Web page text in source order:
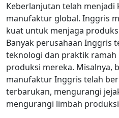
Keberlanjutan telah
manufaktur global. Inggris
kuat untuk menjaga
Banyak perusahaan Inggris
teknologi dan praktik
produksi mereka. Misalnya,
manufaktur Inggris telah
terbarukan, mengurangi
mengurangi limbah